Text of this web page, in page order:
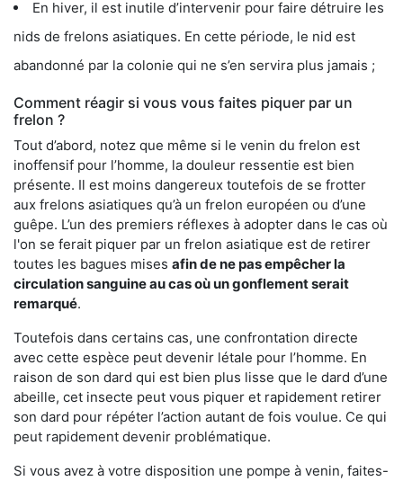
En hiver, il est inutile d’intervenir pour faire détruire les
nids de frelons asiatiques. En cette période, le nid est
abandonné par la colonie qui ne s’en servira plus jamais ;
Comment réagir si vous vous faites piquer par un
frelon ?
Tout d’abord, notez que même si le venin du frelon est
inoffensif pour l’homme, la douleur ressentie est bien
présente. Il est moins dangereux toutefois de se frotter
aux frelons asiatiques qu’à un frelon européen ou d’une
guêpe. L’un des premiers réflexes à adopter dans le cas où
l'on se ferait piquer par un frelon asiatique est de retirer
toutes les bagues mises afin de ne pas empêcher la
circulation sanguine au cas où un gonflement serait
remarqué.
Toutefois dans certains cas, une confrontation directe
avec cette espèce peut devenir létale pour l’homme. En
raison de son dard qui est bien plus lisse que le dard d’une
abeille, cet insecte peut vous piquer et rapidement retirer
son dard pour répéter l’action autant de fois voulue. Ce qui
peut rapidement devenir problématique.
Si vous avez à votre disposition une pompe à venin, faites-